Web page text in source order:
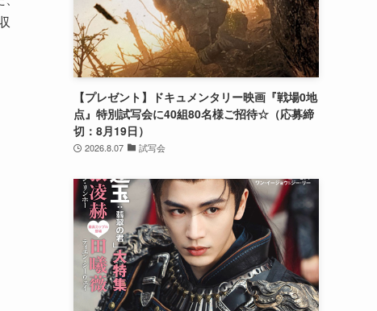
【プレゼント】ドキュメンタリー映画『戦場0地
点』特別試写会に40組80名様ご招待☆（応募締
切：8月19日）
2026.8.07 試写会